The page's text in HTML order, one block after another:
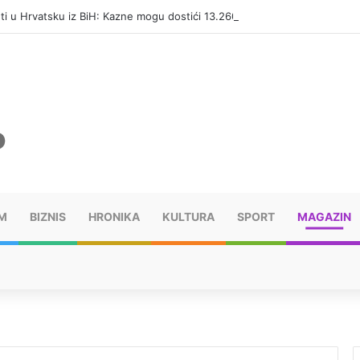
u Hrvatsku iz BiH: Kazne mogu dostići 13.260 evra
BIZNIS HRONIKA KULTURA SPORT MAGAZIN